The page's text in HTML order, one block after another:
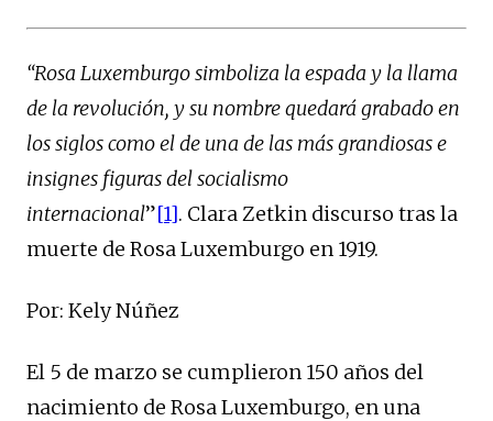
“Rosa Luxemburgo simboliza la espada y la llama
de la revolución, y su nombre quedará grabado en
los siglos como el de una de las más grandiosas e
insignes figuras del socialismo
internacional”[1]. Clara Zetkin discurso tras la
muerte de Rosa Luxemburgo en 1919­.
Por: Kely Núñez
El 5 de marzo se cumplieron 150 años del
nacimiento de Rosa Luxemburgo, en una